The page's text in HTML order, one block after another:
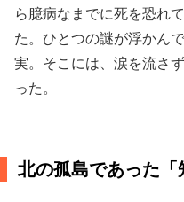
ら臆病なまでに死を恐れ
た。ひとつの謎が浮かん
実。そこには、涙を流さ
った。
北の孤島であった「